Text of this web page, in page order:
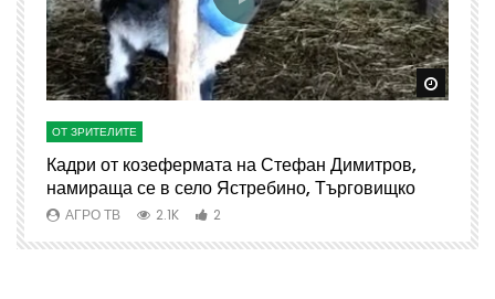
Watch Later Watch
ОТ ЗРИТЕЛИТЕ
Кадри от козефермата на Стефан Димитров,
намираща се в село Ястребино, Търговищко
АГРО ТВ 2.1K 2